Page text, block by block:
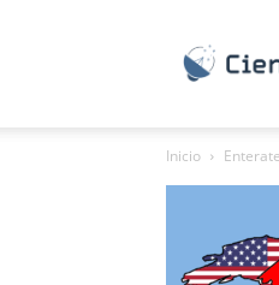
Sur
Inicio Enterate